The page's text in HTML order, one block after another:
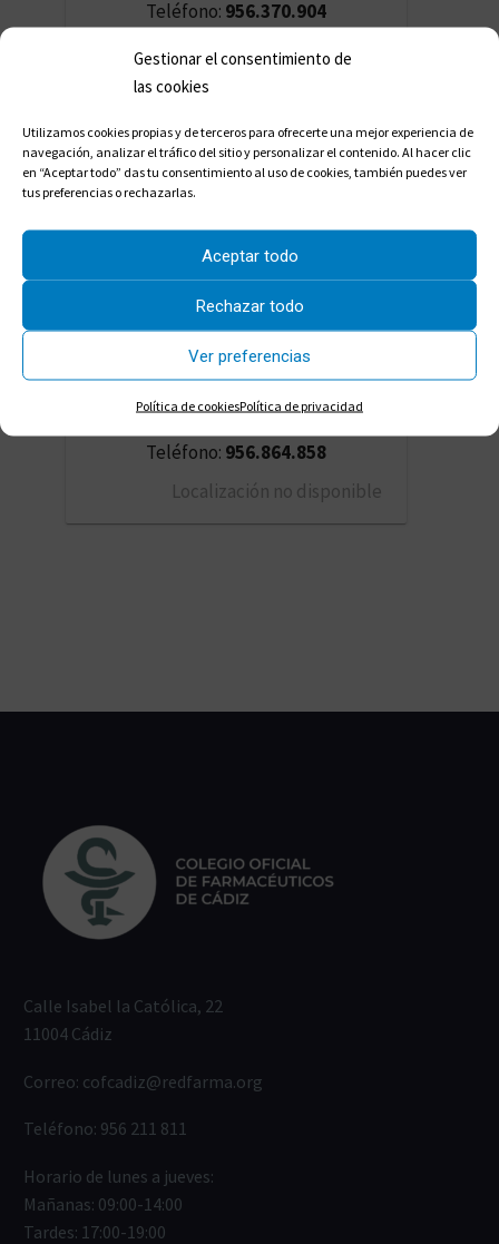
Gestionar el consentimiento de
las cookies
Utilizamos cookies propias y de terceros para ofrecerte una mejor experiencia de
navegación, analizar el tráfico del sitio y personalizar el contenido. Al hacer clic
en “Aceptar todo” das tu consentimiento al uso de cookies, también puedes ver
tus preferencias o rechazarlas.
Aceptar todo
Rechazar todo
Ver preferencias
Política de cookiesPolítica de privacidad
Teléfono: 956.370.904
Laboratorio Almorza
Taboada, Angel Alberto
Dirección:Misericordia, 22


El Puerto de Santa María


Código Postal:11500


Teléfono: 956.864.858
Localización no disponible
Calle Isabel la Católica, 22
11004 Cádiz
Correo: cofcadiz@redfarma.org
Teléfono: 956 211 811
Horario de lunes a jueves:
Mañanas: 09:00-14:00
Tardes: 17:00-19:00